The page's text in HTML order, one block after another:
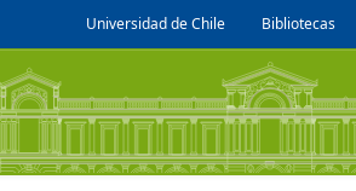
Universidad de Chile Bibliotecas